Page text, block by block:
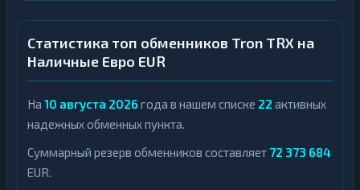
Статистика топ обменников Tron TRX на
Наличные Евро EUR
На 10 августа 2026 года в нашем списке 22 активных
надежных обменных пункта.
Суммарный резерв обменников составляет 72 373 684
EUR.